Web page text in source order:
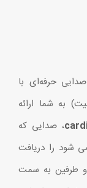
میکروفون کاندنسر Yamaha AG01 Black صدایی حرفه‌ای با
وسیع (192 کیلوهرتز، 24 بیت) به شما ارائه
، صدایی که
شود را دریافت
طرفین به سمت